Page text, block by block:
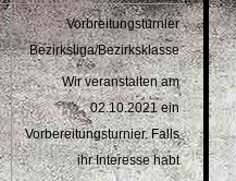
Vorbreitungsturnier
Bezirksliga/Bezirksklasse
Wir veranstalten am
02.10.2021 ein
Vorbereitungsturnier. Falls
ihr Interesse habt